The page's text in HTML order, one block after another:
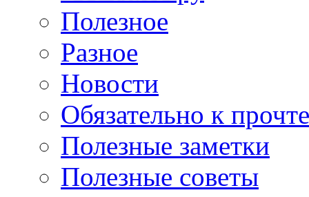
Полезное
Разное
Новости
Обязательно к
Полезные заметки
Полезные советы